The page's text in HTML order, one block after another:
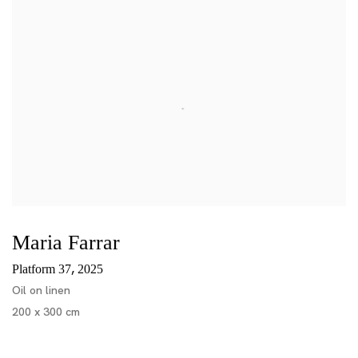
Maria Farrar
Platform 37, 2025
Oil on linen
200 x 300 cm